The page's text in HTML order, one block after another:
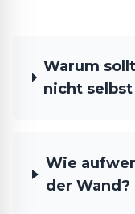
Warum
nicht
Wie
der Wand?